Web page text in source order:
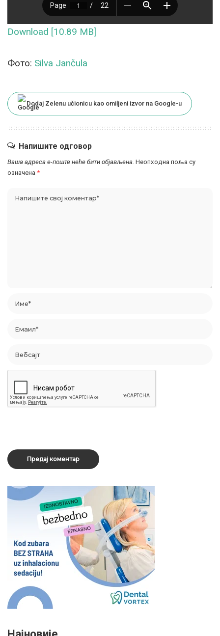
Download [10.89 MB]
Фото: Silva Jančula
Dodaj Zelenu učionicu kao omiljeni izvor na Google-u
Напишите одговор
Ваша адреса е-поште неће бити објављена. Неопходна поља су
означена *